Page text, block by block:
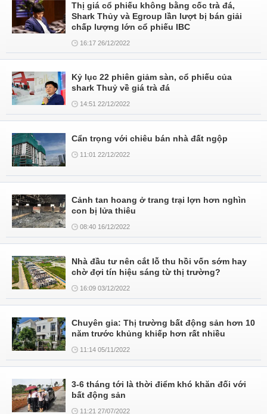
Thị giá cổ phiếu không bằng cốc trà đá,
Shark Thủy và Egroup lần lượt bị bán giải
chấp lượng lớn cổ phiếu IBC
16:17 26/12/2022
Kỷ lục 22 phiên giảm sàn, cổ phiếu của
shark Thuỷ về giá trà đá
14:51 22/12/2022
Cẩn trọng với chiêu bán nhà đất ngộp
11:01 22/12/2022
Cảnh tan hoang ở trang trại lợn hơn nghìn
con bị lửa thiêu
08:40 16/12/2022
Nhà đầu tư nên cắt lỗ thu hồi vốn sớm hay
chờ đợi tín hiệu sáng từ thị trường?
16:09 03/12/2022
Chuyên gia: Thị trường bất động sản hơn 10
năm trước khủng khiếp hơn rất nhiều
11:14 05/11/2022
3-6 tháng tới là thời điểm khó khăn đối với
bất động sản
11:21 27/07/2022